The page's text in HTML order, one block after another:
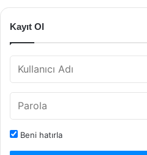
Kayıt Ol
Beni hatırla